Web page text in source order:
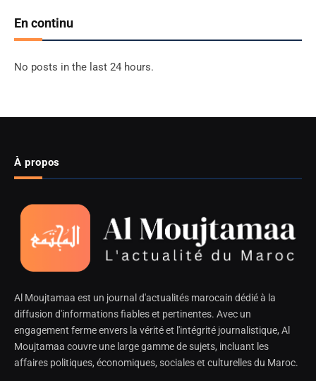
En continu
No posts in the last 24 hours.
À propos
Al Moujtamaa est un journal d'actualités marocain dédié à la
diffusion d'informations fiables et pertinentes. Avec un
engagement ferme envers la vérité et l'intégrité journalistique, Al
Moujtamaa couvre une large gamme de sujets, incluant les
affaires politiques, économiques, sociales et culturelles du Maroc.